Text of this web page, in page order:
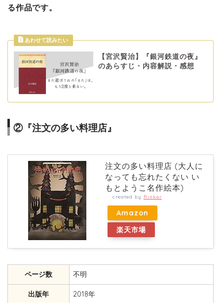
る作品です。
【宮沢賢治】『銀河鉄道の夜』
のあらすじ・内容解説・感想
②『注文の多い料理店』
注文の多い料理店 (大人に
なっても忘れたくない い
もとようこ名作絵本)
created by Rinker
Amazon
楽天市場
ページ数 不明
出版年 2018年